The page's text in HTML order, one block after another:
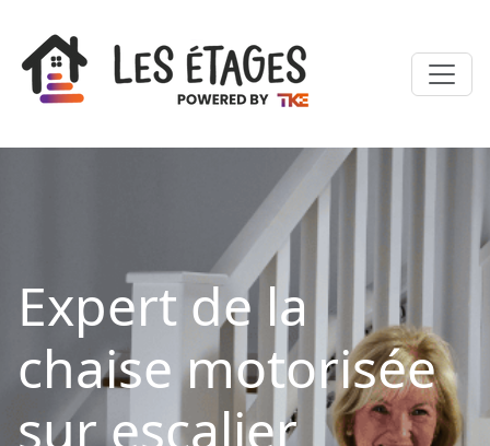
Expert de la
chaise motorisée
sur escalier